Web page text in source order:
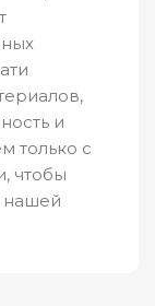
и
только с
чтобы
нашей